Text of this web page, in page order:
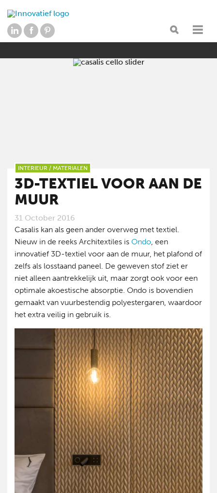
INTERIEUR / MATERIALEN
3D-TEXTIEL VOOR AAN DE
MUUR
31 October 2016
Casalis kan als geen ander overweg met textiel.
Nieuw in de reeks Architextiles is Ondo, een
innovatief 3D-textiel voor aan de muur, het plafond of
zelfs als losstaand paneel. De geweven stof ziet er
niet alleen aantrekkelijk uit, maar zorgt ook voor een
optimale akoestische absorptie. Ondo is bovendien
gemaakt van vuurbestendig polyestergaren, waardoor
het extra veilig in gebruik is.